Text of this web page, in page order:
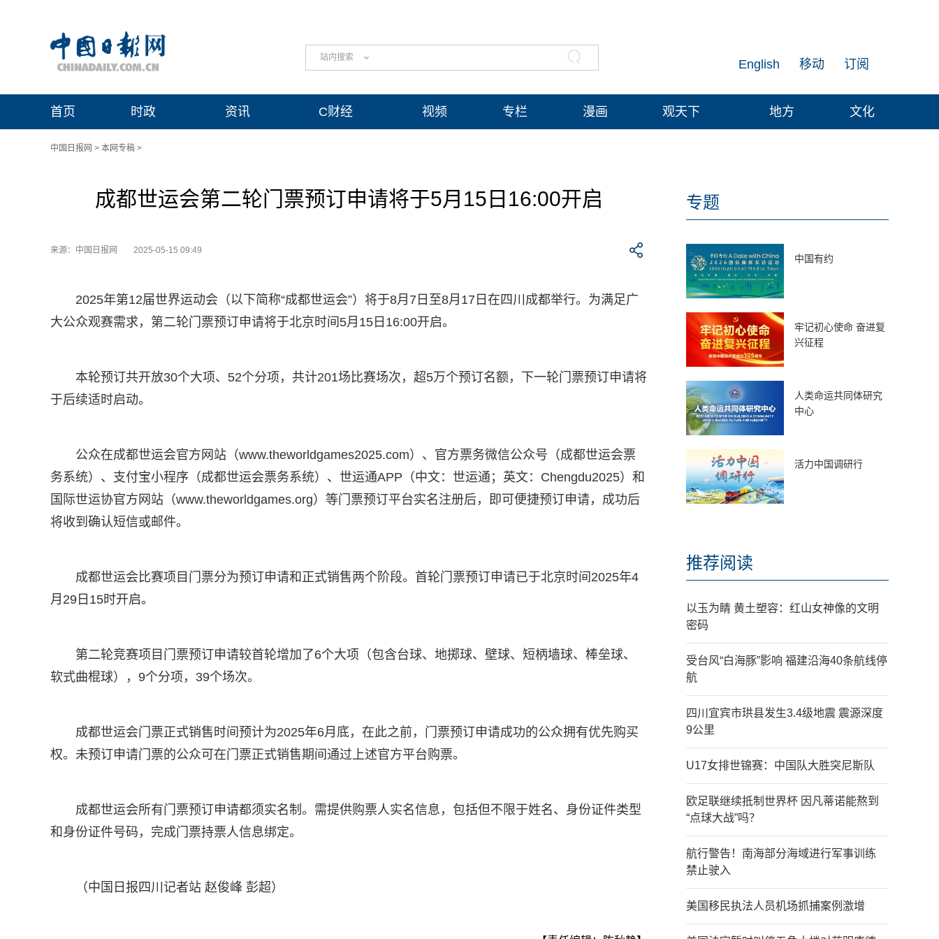
站内搜索 订阅
移动
English
首页 时政 资讯 C财经 视频 专栏 漫画 观天下 地方 文化
中国日报网 > 本网专稿 >
成都世运会第二轮门票预订申请将于5月15日16:00开启
来源：中国日报网 2025-05-15 09:49
2025年第12届世界运动会（以下简称“成都世运会”）将于8月7日至8月17日在四川成都举行。为满足广
大公众观赛需求，第二轮门票预订申请将于北京时间5月15日16:00开启。
本轮预订共开放30个大项、52个分项，共计201场比赛场次，超5万个预订名额，下一轮门票预订申请将
于后续适时启动。
公众在成都世运会官方网站（www.theworldgames2025.com）、官方票务微信公众号（成都世运会票
务系统）、支付宝小程序（成都世运会票务系统）、世运通APP（中文：世运通；英文：Chengdu2025）和
国际世运协官方网站（www.theworldgames.org）等门票预订平台实名注册后，即可便捷预订申请，成功后
将收到确认短信或邮件。
成都世运会比赛项目门票分为预订申请和正式销售两个阶段。首轮门票预订申请已于北京时间2025年4
月29日15时开启。
第二轮竞赛项目门票预订申请较首轮增加了6个大项（包含台球、地掷球、壁球、短柄墙球、棒垒球、
软式曲棍球），9个分项，39个场次。
成都世运会门票正式销售时间预计为2025年6月底，在此之前，门票预订申请成功的公众拥有优先购买
权。未预订申请门票的公众可在门票正式销售期间通过上述官方平台购票。
成都世运会所有门票预订申请都须实名制。需提供购票人实名信息，包括但不限于姓名、身份证件类型
和身份证件号码，完成门票持票人信息绑定。
（中国日报四川记者站 赵俊峰 彭超）
专题
中国有约
牢记初心使命 奋进复
兴征程
人类命运共同体研究
中心
活力中国调研行
推荐阅读
以玉为睛 黄土塑容：红山女神像的文明
密码
受台风“白海豚”影响 福建沿海40条航线停
航
四川宜宾市珙县发生3.4级地震 震源深度
9公里
U17女排世锦赛：中国队大胜突尼斯队
欧足联继续抵制世界杯 因凡蒂诺能熬到
“点球大战”吗？
航行警告！南海部分海域进行军事训练
禁止驶入
美国移民执法人员机场抓捕案例激增